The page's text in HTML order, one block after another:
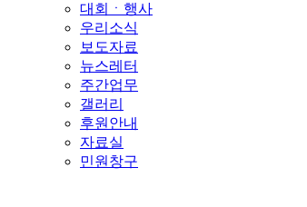
대회ㆍ행사
우리소식
보도자료
뉴스레터
주간업무
갤러리
후원안내
자료실
민원창구